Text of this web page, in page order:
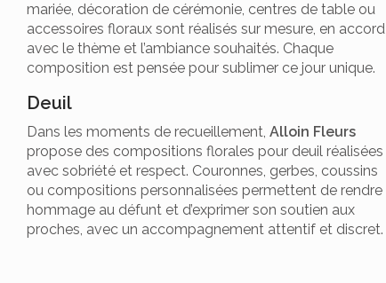
mariée, décoration de cérémonie, centres de table ou
accessoires floraux sont réalisés sur mesure, en accord
avec le thème et l’ambiance souhaités. Chaque
composition est pensée pour sublimer ce jour unique.
Deuil
Dans les moments de recueillement, Alloin Fleurs
propose des compositions florales pour deuil réalisées
avec sobriété et respect. Couronnes, gerbes, coussins
ou compositions personnalisées permettent de rendre
hommage au défunt et d’exprimer son soutien aux
proches, avec un accompagnement attentif et discret.